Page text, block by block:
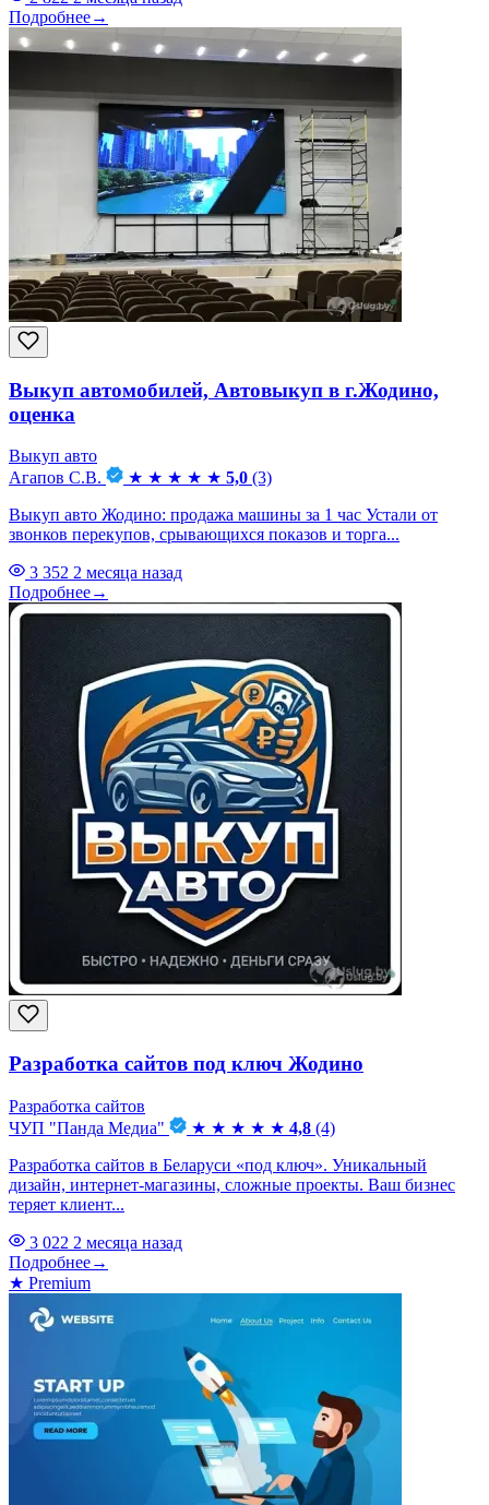
Подробнее→
Выкуп автомобилей, Автовыкуп в г.Жодино,
оценка
Выкуп авто
Агапов С.В.
★ ★ ★ ★ ★ 5,0 (3)
Выкуп авто Жодино: продажа машины за 1 час Устали от
звонков перекупов, срывающихся показов и торга...
3 352 2 месяца назад
Подробнее→
Разработка сайтов под ключ Жодино
Разработка сайтов
ЧУП "Панда Медиа"
★ ★ ★ ★ ★ 4,8 (4)
Разработка сайтов в Беларуси «под ключ». Уникальный
дизайн, интернет-магазины, сложные проекты. Ваш бизнес
теряет клиент...
3 022 2 месяца назад
Подробнее→
★ Premium